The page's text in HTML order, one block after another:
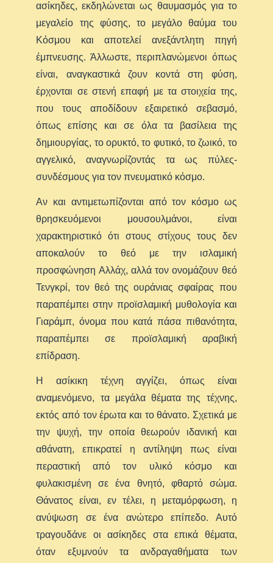
ασίκηδες, εκδηλώνεται ως θαυμασμός για το
μεγαλείο της φύσης, το μεγάλο θαύμα του
Κόσμου και αποτελεί ανεξάντλητη πηγή
έμπνευσης. Άλλωστε, περιπλανώμενοι όπως
είναι, αναγκαστικά ζουν κοντά στη φύση,
έρχονται σε στενή επαφή με τα στοιχεία της,
που τους αποδίδουν εξαιρετικό σεβασμό,
όπως επίσης και σε όλα τα βασίλεια της
δημιουργίας, το ορυκτό, το φυτικό, το ζωικό, το
αγγελικό, αναγνωρίζοντάς τα ως πύλες-
συνδέσμους για τον πνευματικό κόσμο.
Αν και αντιμετωπίζονται από τον κόσμο ως
θρησκευόμενοι μουσουλμάνοι, είναι
χαρακτηριστικό ότι στους στίχους τους δεν
αποκαλούν το θεό με την ισλαμική
προσφώνηση Αλλάχ, αλλά τον ονομάζουν θεό
Τενγκρί, τον θεό της ουράνιας σφαίρας που
παραπέμπει στην προϊσλαμική μυθολογία και
Γιαράμπ, όνομα που κατά πάσα πιθανότητα,
παραπέμπει σε προϊσλαμική αραβική
επίδραση.
Η ασίκικη τέχνη αγγίζει, όπως είναι
αναμενόμενο, τα μεγάλα θέματα της τέχνης,
εκτός από τον έρωτα και το θάνατο. Σχετικά με
την ψυχή, την οποία θεωρούν ιδανική και
αθάνατη, επικρατεί η αντίληψη πως είναι
περαστική από τον υλικό κόσμο και
φυλακισμένη σε ένα θνητό, φθαρτό σώμα.
Θάνατος είναι, εν τέλει, η μεταμόρφωση, η
ανύψωση σε ένα ανώτερο επίπεδο. Αυτό
τραγουδάνε οι ασίκηδες στα επικά θέματα,
όταν εξυμνούν τα ανδραγαθήματα των